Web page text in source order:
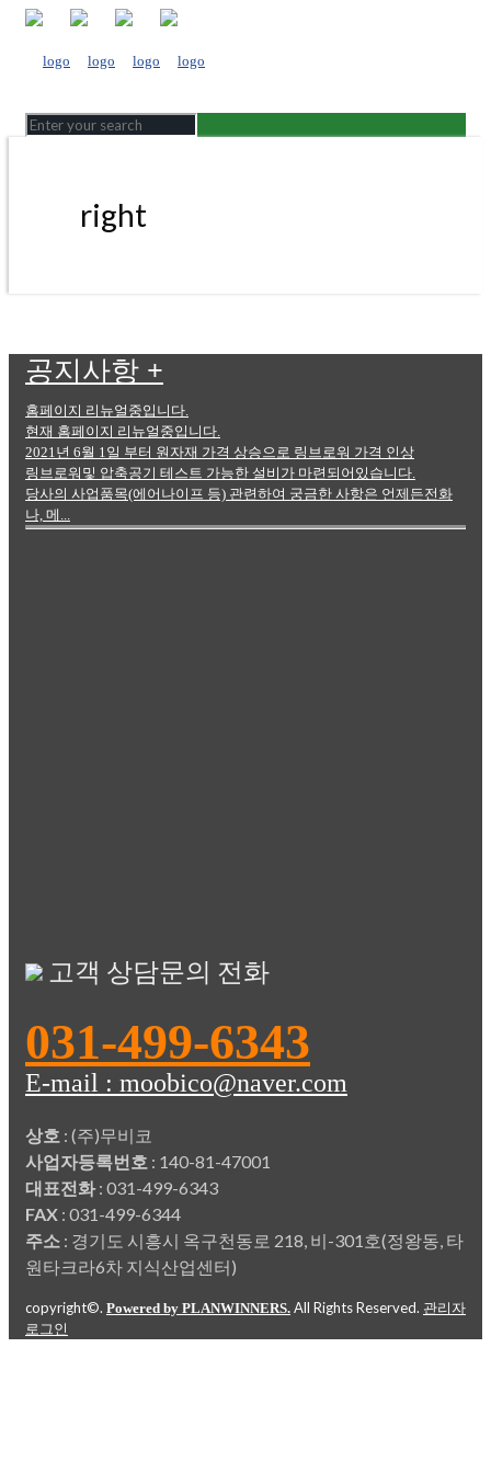
right
공지사항 +
홈페이지 리뉴얼중입니다.
현재 홈페이지 리뉴얼중입니다.
2021년 6월 1일 부터 원자재 가격 상승으로 링브로워 가격 인상
링브로워및 압축공기 테스트 가능한 설비가 마련되어있습니다.
당사의 사업품목(에어나이프 등) 관련하여 궁금한 사항은 언제든전화
나, 메...
고객 상담문의 전화
031-499-6343
E-mail : moobico@naver.com
상호 : (주)무비코
사업자등록번호 : 140-81-47001
대표전화: 031-499-6343
FAX : 031-499-6344
주소 : 경기도 시흥시 옥구천동로 218, 비-301호(정왕동, 타
원타크라6차 지식산업센터)
copyright©. Powered by PLANWINNERS. All Rights Reserved. 관리자
로그인